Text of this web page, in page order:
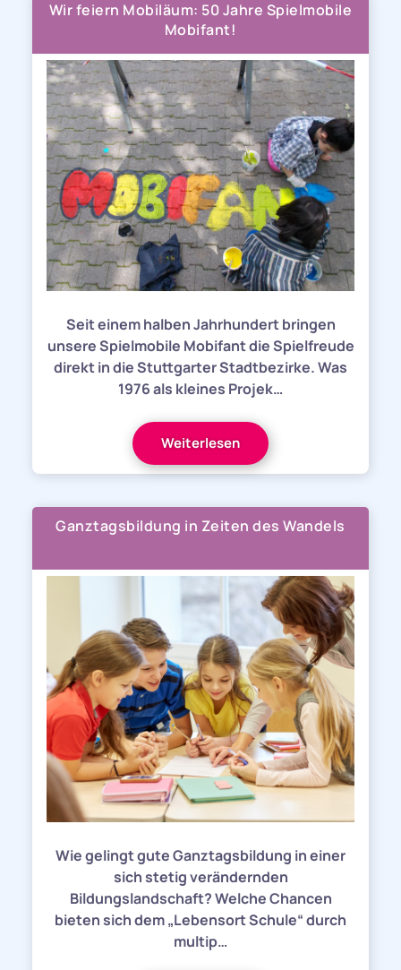
Wir feiern Mobiläum: 50 Jahre Spielmobile
Mobifant!
Seit einem halben Jahrhundert bringen
unsere Spielmobile Mobifant die Spielfreude
direkt in die Stuttgarter Stadtbezirke. Was
1976 als kleines Projek…
Weiterlesen
Ganztagsbildung in Zeiten des Wandels
Wie gelingt gute Ganztagsbildung in einer
sich stetig verändernden
Bildungslandschaft? Welche Chancen
bieten sich dem „Lebensort Schule“ durch
multip…